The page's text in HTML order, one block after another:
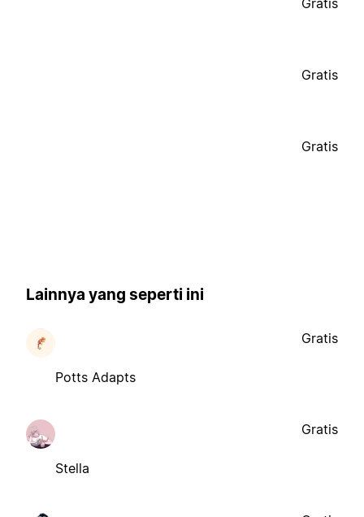
Gratis
Gratis
Gratis
Lainnya yang seperti ini
Potts Adapts
Gratis
Stella
Gratis